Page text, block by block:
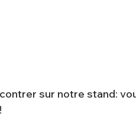
sur notre stand: